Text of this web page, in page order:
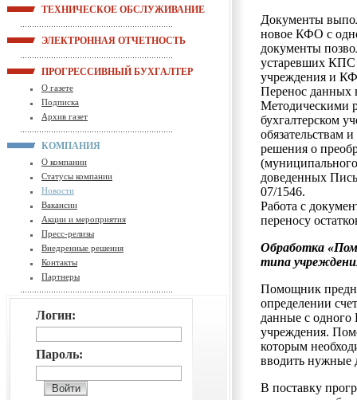
ТЕХНИЧЕСКОЕ ОБСЛУЖИВАНИЕ
ЭЛЕКТРОННАЯ ОТЧЕТНОСТЬ
ПРОГРЕССИВНЫЙ БУХГАЛТЕР
О газете
Подписка
Архив газет
КОМПАНИЯ
О компании
Статусы компании
Новости
Вакансии
Акции и мероприятия
Пресс-релизы
Внедренные решения
Контакты
Партнеры
Логин:
Пароль:
Документы
новое КФО с
документы
устаревших КПС
учреждения и
Перенос данных
Методическими
бухгалтерском
обязательствам
решения о
доведенных
07/1546.
Работа с
переносу
Обработка
типа
Помощник
определении
данные с одного
учреждения.
которым
вводить нужные
В поставку